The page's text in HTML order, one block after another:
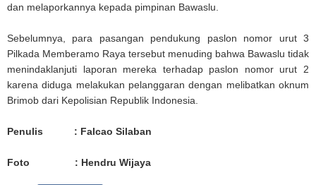
dan melaporkannya kepada pimpinan Bawaslu.
Sebelumnya, para pasangan pendukung paslon nomor urut 3
Pilkada Memberamo Raya tersebut menuding bahwa Bawaslu tidak
menindaklanjuti laporan mereka terhadap paslon nomor urut 2
karena diduga melakukan pelanggaran dengan melibatkan oknum
Brimob dari Kepolisian Republik Indonesia.
Penulis : Falcao Silaban
Foto : Hendru Wijaya